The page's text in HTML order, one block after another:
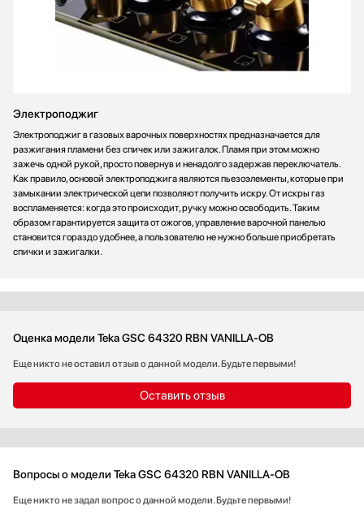
Электроподжиг
Электроподжиг в газовых варочных поверхностях предназначается для
разжигания пламени без спичек или зажигалок. Пламя при этом можно
зажечь одной рукой, просто повернув и ненадолго задержав переключатель.
Как правило, основой электроподжига являются пьезоэлементы, которые при
замыкании электрической цепи позволяют получить искру. От искры газ
воспламеняется: когда это происходит, ручку можно освободить. Таким
образом гарантируется защита от ожогов, управление варочной панелью
становится гораздо удобнее, а пользователю не нужно больше приобретать
спички и зажигалки.
Оценка модели Teka GSC 64320 RBN VANILLA-OB
Еще никто не оставил отзыв о данной модели. Будьте первыми!
Оставить отзыв
Вопросы о модели Teka GSC 64320 RBN VANILLA-OB
Еще никто не задал вопрос о данной модели. Будьте первыми!